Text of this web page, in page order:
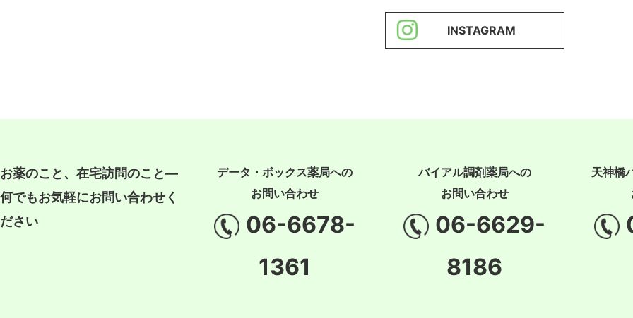
INSTAGRAM
お薬のこと、在宅訪問のこと―
何でもお気軽にお問い合わせく
ださい
データ・ボックス薬局への
お問い合わせ
06-6678-
1361
バイアル調剤薬局への
お問い合わせ
06-6629-
8186
天神橋